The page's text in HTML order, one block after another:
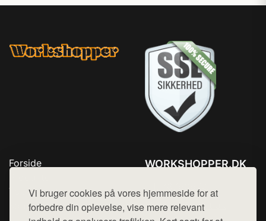
Vi bruger cookies på vores hjemmeside for at
forbedre din oplevelse, vise mere relevant
Forside
Top Rabatter
Kontakt
WORKSHOPPER.DK
Mail: hej@want.dk